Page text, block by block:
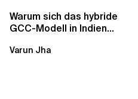
Warum sich das hybride
GCC-Modell in Indien
Unternehmen den...
Varun Jha